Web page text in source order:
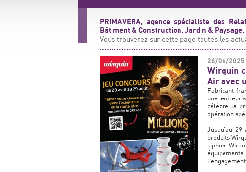
PRIMAVERA, agence spécialiste des
Bâtiment & Construction, Jardin &
Vous trouverez sur cette page toutes les
26/06/2025
Wirquin
Air avec
Fabricant
une
célèbre la
opération
Jusqu'au 29
produits
siphon